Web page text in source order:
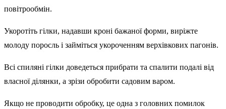
повітрообмін.
Укоротіть гілки, надавши кроні бажаної форми, виріжте
молоду поросль і займіться укороченням верхівкових пагонів.
Всі спиляні гілки доведеться прибрати та спалити подалі від
власної ділянки, а зрізи обробити садовим варом.
Якщо не проводити обробку, це одна з головних помилок